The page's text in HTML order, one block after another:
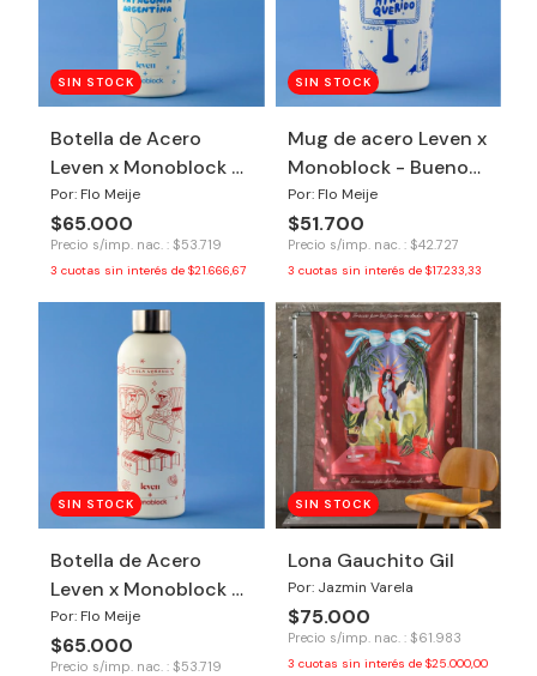
SIN STOCK
Botella de Acero
Leven x Monoblock -
Patagonia
Por: Flo Meije
$65.000
Precio s/imp. nac. : $53.719
3 cuotas sin interés de $21.666,67
SIN STOCK
Mug de acero Leven x
Monoblock - Buenos
Aires
Por: Flo Meije
$51.700
Precio s/imp. nac. : $42.727
3 cuotas sin interés de $17.233,33
SIN STOCK
Botella de Acero
Leven x Monoblock -
Hola Verano
Por: Flo Meije
$65.000
Precio s/imp. nac. : $53.719
SIN STOCK
Lona Gauchito Gil
Por: Jazmin Varela
$75.000
Precio s/imp. nac. : $61.983
3 cuotas sin interés de $25.000,00